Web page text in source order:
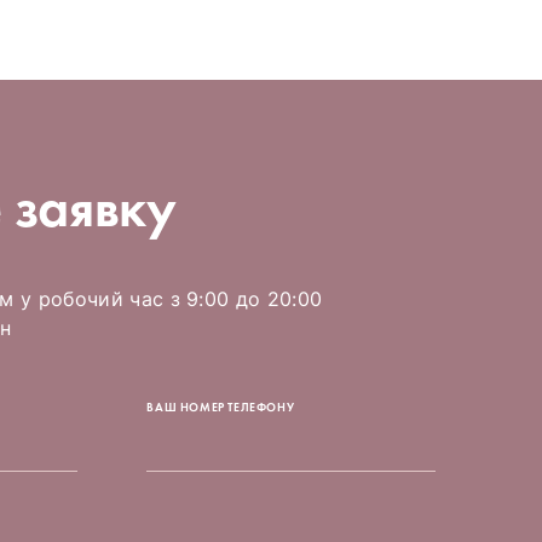
у робочий час з 9:00 до 20:00
ВАШ НОМЕР ТЕЛЕФОНУ